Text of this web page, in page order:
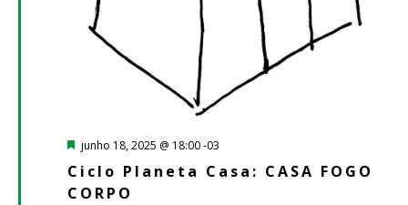
Ciclo Planeta Casa: CASA FOGO
CORPO
Destacado
junho 18, 2025 @ 18:00 -03